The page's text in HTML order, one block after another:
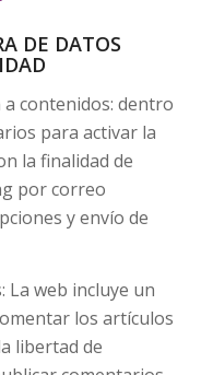
DE DATOS
contenidos: dentro
para activar la
la finalidad de
por correo
y envío de
La web incluye un
los artículos
libertad de